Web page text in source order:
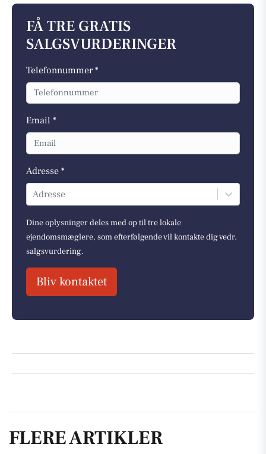
FÅ TRE GRATIS
SALGSVURDERINGER
Telefonnummer *
Email *
Adresse *
Adresse
Dine oplysninger deles med op til tre lokale
ejendomsmæglere, som efterfølgende vil kontakte dig vedr.
salgsvurdering.
Bliv kontaktet
FLERE ARTIKLER